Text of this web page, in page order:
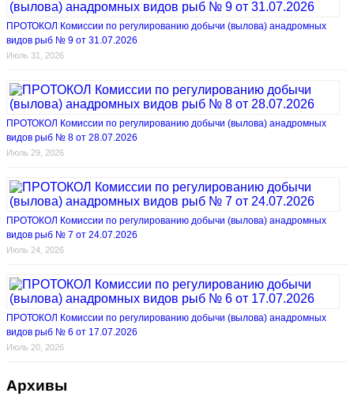
ПРОТОКОЛ Комиссии по регулированию добычи (вылова) анадромных
видов рыб № 9 от 31.07.2026
Июль 31, 2026
ПРОТОКОЛ Комиссии по регулированию добычи (вылова) анадромных
видов рыб № 8 от 28.07.2026
Июль 29, 2026
ПРОТОКОЛ Комиссии по регулированию добычи (вылова) анадромных
видов рыб № 7 от 24.07.2026
Июль 24, 2026
ПРОТОКОЛ Комиссии по регулированию добычи (вылова) анадромных
видов рыб № 6 от 17.07.2026
Июль 20, 2026
Архивы